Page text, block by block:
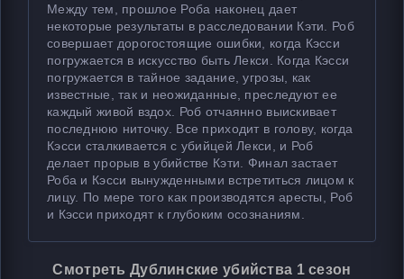
Между тем, прошлое Роба наконец дает
некоторые результаты в расследовании Кэти. Роб
совершает дорогостоящие ошибки, когда Кэсси
погружается в искусство быть Лекси. Когда Кэсси
погружается в тайное задание, угрозы, как
известные, так и неожиданные, преследуют ее
каждый живой вздох. Роб отчаянно выискивает
последнюю ниточку. Все приходит в голову, когда
Кэсси сталкивается с убийцей Лекси, и Роб
делает прорыв в убийстве Кэти. Финал застает
Роба и Кэсси вынужденными встретиться лицом к
лицу. По мере того как производятся аресты, Роб
и Кэсси приходят к глубоким осознаниям.
Смотреть Дублинские убийства 1 сезон